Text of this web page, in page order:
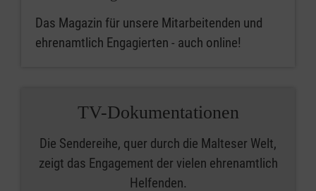
Das Magazin für unsere Mitarbeitenden und
ehrenamtlich Engagierten - auch online!
TV-Dokumentationen
Die Sendereihe, quer durch die Malteser Welt,
zeigt das Engagement der vielen ehrenamtlich
Helfenden.